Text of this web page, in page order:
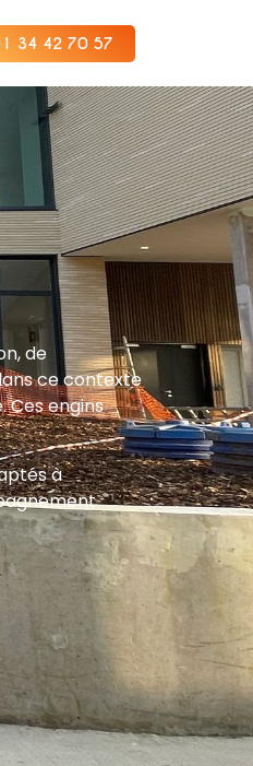
34 42 70 57
de
ce contexte
Ces engins
à